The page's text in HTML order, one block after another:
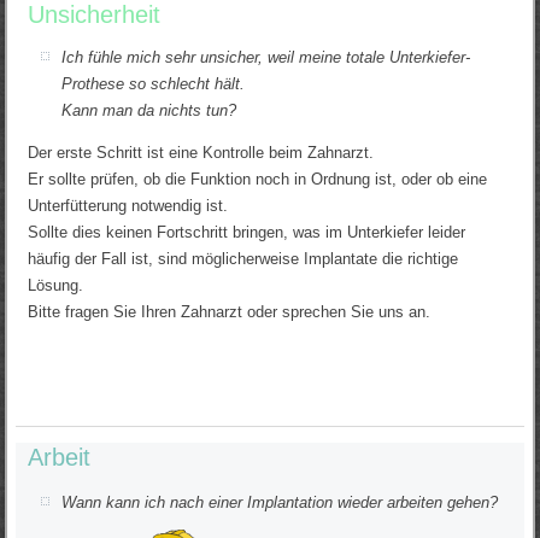
Unsicherheit
Ich fühle mich sehr unsicher, weil meine totale Unterkiefer-
Prothese so schlecht hält.
Kann man da nichts tun?
Der erste Schritt ist eine Kontrolle beim Zahnarzt.
Er sollte prüfen, ob die Funktion noch in Ordnung ist, oder ob eine
Unterfütterung notwendig ist.
Sollte dies keinen Fortschritt bringen, was im Unterkiefer leider
häufig der Fall ist, sind möglicherweise Implantate die richtige
Lösung.
Bitte fragen Sie Ihren Zahnarzt oder sprechen Sie uns an.
Arbeit
Wann kann ich nach einer Implantation wieder arbeiten gehen?